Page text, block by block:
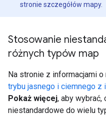
stronie szczegółów mapy.
Stosowanie
różnych typów map
Na stronie z informacjami o
trybu jasnego i ciemnego z
Pokaż więcej, aby
niestandardowe do wielu